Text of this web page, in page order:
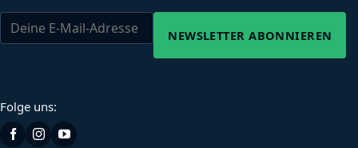
NEWSLETTER ABONNIEREN
Folge uns: